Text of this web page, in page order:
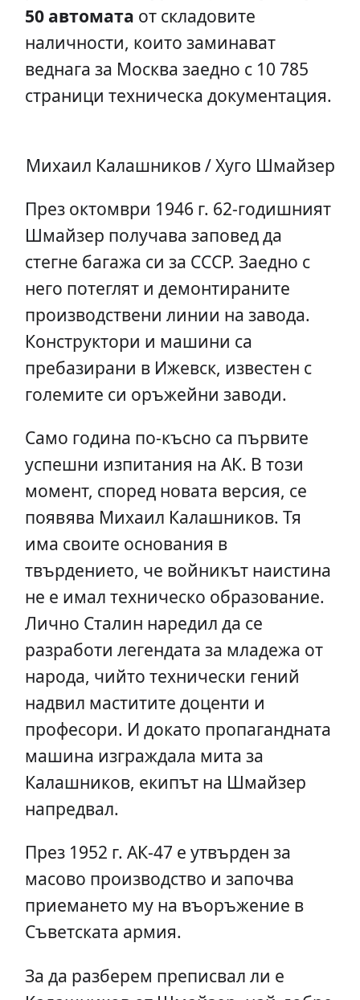
50 автомата от складовите
наличности, които заминават
веднага за Москва заедно с 10 785
страници техническа документация.
Михаил Калашников / Хуго Шмайзер
През октомври 1946 г. 62-годишният
Шмайзер получава заповед да
стегне багажа си за СССР. Заедно с
него потеглят и демонтираните
производствени линии на завода.
Конструктори и машини са
пребазирани в Ижевск, известен с
големите си оръжейни заводи.
Само година по-късно са първите
успешни изпитания на АК. В този
момент, според новата версия, се
появява Михаил Калашников. Тя
има своите основания в
твърдението, че войникът наистина
не е имал техническо образование.
Лично Сталин наредил да се
разработи легендата за младежа от
народа, чийто технически гений
надвил маститите доценти и
професори. И докато пропагандната
машина изграждала мита за
Калашников, екипът на Шмайзер
напредвал.
През 1952 г. АК-47 е утвърден за
масово производство и започва
приемането му на въоръжение в
Съветската армия.
За да разберем преписвал ли е